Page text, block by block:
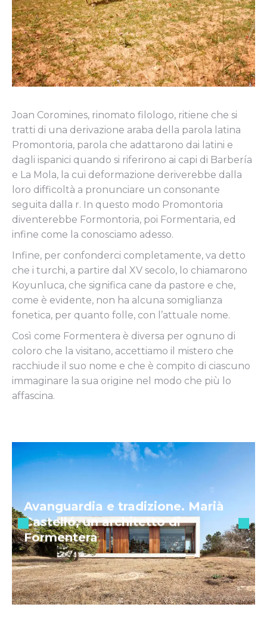
Joan Coromines, rinomato filologo, ritiene che si
tratti di una derivazione araba della parola latina
Promontoria, parola che adattarono dai latini e
dagli ispanici quando si riferirono ai capi di Barbería
e La Mola, la cui deformazione deriverebbe dalla
loro difficoltà a pronunciare un consonante
seguita dalla r. In questo modo Promontoria
diventerebbe Formontoria, poi Formentaria, ed
infine come la conosciamo adesso.
Infine, per confonderci completamente, va detto
che i turchi, a partire dal XV secolo, lo chiamarono
Koyunluca, che significa cane da pastore e che,
come è evidente, non ha alcuna somiglianza
fonetica, per quanto folle, con l’attuale nome.
Così come Formentera è diversa per ognuno di
coloro che la visitano, accettiamo il mistero che
racchiude il suo nome e che è compito di ciascuno
immaginare la sua origine nel modo che più lo
affascina.
Avanguardia e tradizione. Marià
Castelló, un architetto di
Formentera